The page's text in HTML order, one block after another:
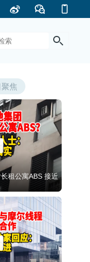
焦
租公寓ABS 接近